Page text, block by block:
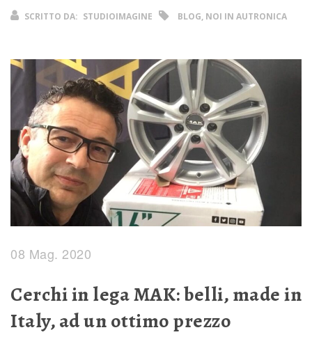
SCRITTO DA: STUDIOIMAGINE BLOG, NOI IN AUTRONICA
08 Mag. 2020
Cerchi in lega MAK: belli, made in
Italy, ad un ottimo prezzo